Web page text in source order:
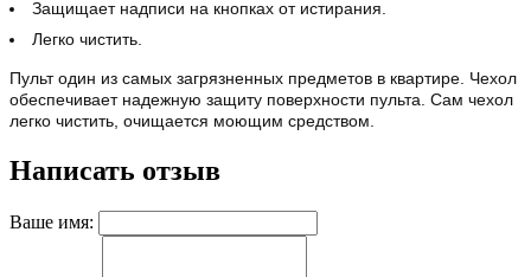
Защищает надписи на кнопках от истирания.
Легко чистить.
Пульт один из самых загрязненных предметов в квартире. Чехол
обеспечивает надежную защиту поверхности пульта. Сам чехол
легко чистить, очищается моющим средством.
Написать отзыв
Ваше имя: